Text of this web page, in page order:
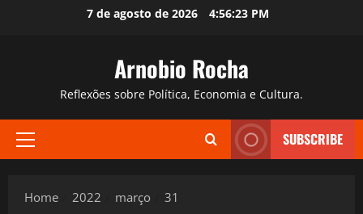
7 de agosto de 2026 4:56:24 PM
Arnobio Rocha
Reflexões sobre Política, Economia e Cultura.
Primary
SUBSCRIBE
Home 2022 março 31